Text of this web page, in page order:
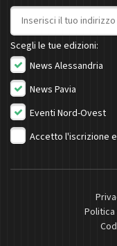
Indirizzo email
Scegli le tue edizioni:
News Alessandria
News Pavia
Eventi Nord-Ovest
Accetto l'iscrizione